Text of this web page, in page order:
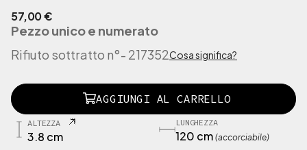
57,00€
Pezzo unico e numerato
Rifiuto sottratto n°- 217352Cosa significa?
2
1
AGGIUNGI AL CARRELLO
ALTEZZA
3.8 cm
LUNGHEZZA
120 cm (accorciabile)